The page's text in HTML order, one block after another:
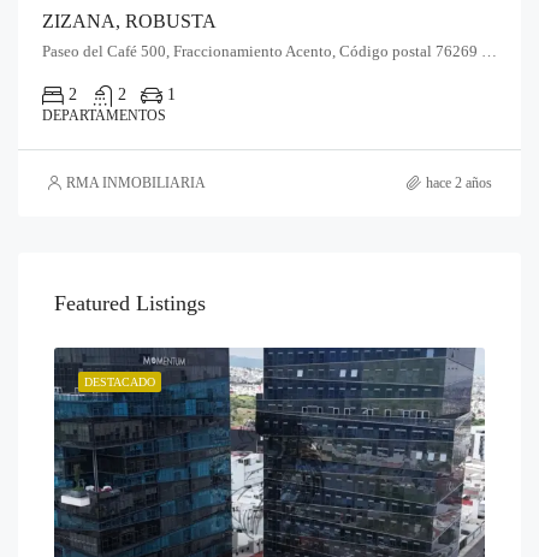
ZIZANA, ROBUSTA
2 2 1
DEPARTAMENTOS
RMA INMOBILIARIA hace 2 años
Featured Listings
DESTACADO